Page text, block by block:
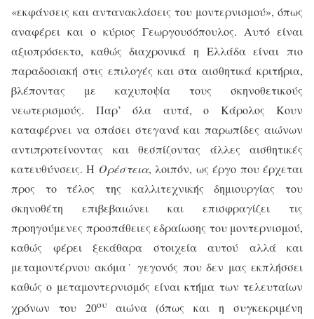
«εκφάνσεις και αντανακλάσεις του μοντερνισμού», όπως
αναφέρει και ο κύριος Γεωργουσόπουλος. Αυτό είναι
αξιοπρόσεκτο, καθώς διαχρονικά η Ελλάδα είναι πιο
παραδοσιακή στις επιλογές και στα αισθητικά κριτήρια,
βλέποντας με καχυποψία τους σκηνοθετικούς
νεωτερισμούς. Παρ’ όλα αυτά, ο Κάρολος Κουν
καταφέρνει να σπάσει στεγανά και παρωπίδες αιώνων
αντιπροτείνοντας και θεσπίζοντας άλλες αισθητικές
κατευθύνσεις. Η Ορέστεια, λοιπόν, ως έργο που έρχεται
προς το τέλος της καλλιτεχνικής δημιουργίας του
σκηνοθέτη επιβεβαιώνει και επισφραγίζει τις
προηγούμενες προσπάθειες εδραίωσης του μοντερνισμού,
καθώς φέρει ξεκάθαρα στοιχεία αυτού αλλά και
μεταμοντέρνου ακόμα˙ γεγονός που δεν μας εκπλήσσει
καθώς ο μεταμοντερνισμός είναι κτήμα των τελευταίων
χρόνων του 20ουαιώνα (όπως και η συγκεκριμένη